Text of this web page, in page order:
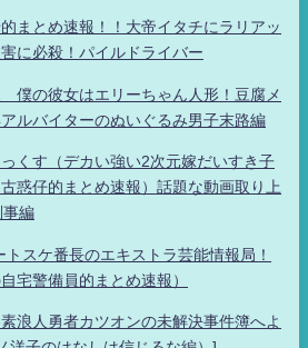
まとめ速報！！大帝イタチにラリアッ
に必殺！パイルドライバー
僕の彼女はエリーちゃん人形！豆腐メ
ルバイターのぬいぐるみ男子末路編
くす（デカい強い2次元嫁だいすき子
惑仔的まとめ速報）話題な動画取り上
事編
スケ番長のエキストラ芸能情報局！
宅警備員的まとめ速報）
浪人勇者カツオンの未解決事件簿へよ